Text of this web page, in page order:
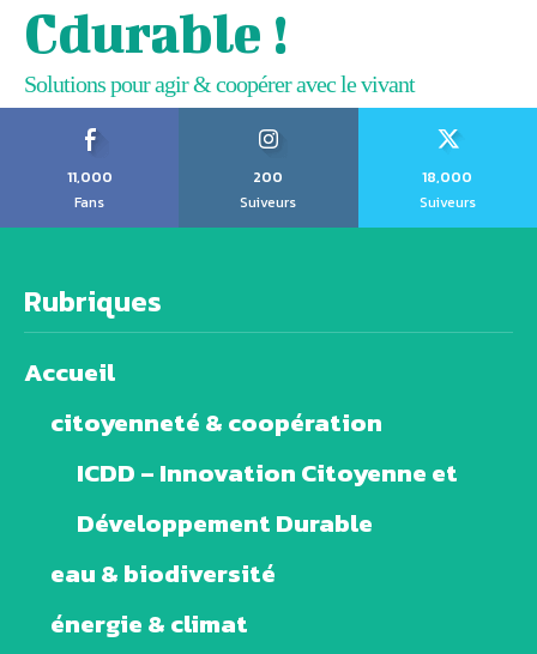
Cdurable !
Solutions pour agir & coopérer avec le vivant
11,000
Fans
200
Suiveurs
18,000
Suiveurs
Rubriques
Accueil
citoyenneté & coopération
ICDD – Innovation Citoyenne et
Développement Durable
eau & biodiversité
énergie & climat